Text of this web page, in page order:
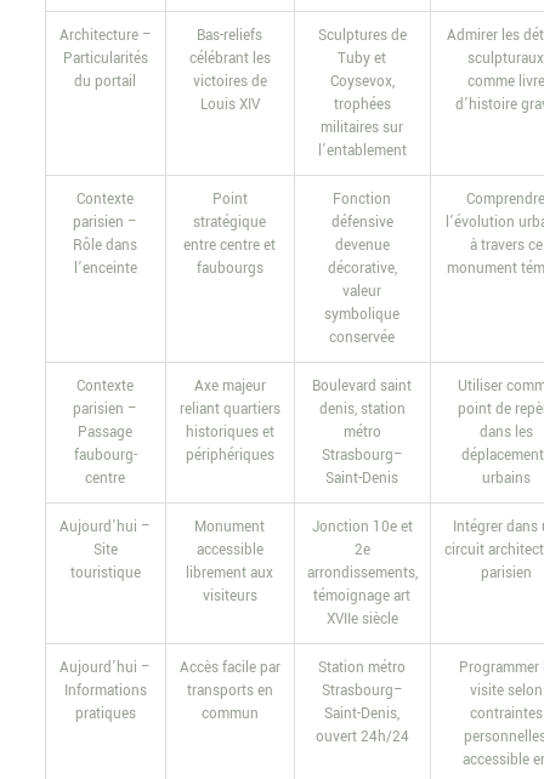
Architecture –
Particularités
du portail
Bas-reliefs
célébrant les
victoires de
Louis XIV
Sculptures de
Tuby et
Coysevox,
trophées
militaires sur
l’entablement
Admirer les
sculpturaux
comme livre
d’histoire
Contexte
parisien –
Rôle dans
l’enceinte
Point
stratégique
entre centre et
faubourgs
Fonction
défensive
devenue
décorative,
valeur
symbolique
conservée
l’évolution
à travers ce
monument
Contexte
parisien –
Passage
faubourg-
centre
Axe majeur
reliant quartiers
historiques et
périphériques
Boulevard saint
denis, station
métro
Strasbourg–
Saint-Denis
Utiliser
point de
dans les
urbains
Aujourd’hui –
Site
touristique
Monument
accessible
librement aux
visiteurs
Jonction 10e et
2e
arrondissements,
témoignage art
XVIIe siècle
Intégrer dans
circuit
parisien
Aujourd’hui –
Informations
pratiques
Accès facile par
transports en
commun
Station métro
Strasbourg–
Saint-Denis,
ouvert 24h/24
Programmer
visite selon
contraintes
accessible